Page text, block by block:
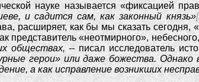
науке называется «фиксацией
и садится сам, как законный князь»
расширяет, как бы мы сказать
представитель «неотмирного»,
обществах, -- писал исследователь
герои» или даже божества.
а как исправление возникших